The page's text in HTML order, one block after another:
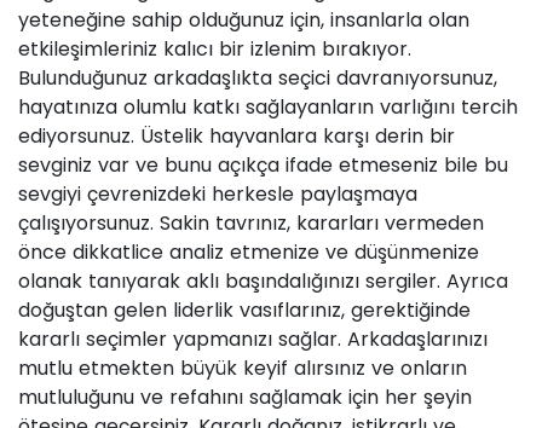
yeteneğine sahip olduğunuz için, insanlarla olan
etkileşimleriniz kalıcı bir izlenim bırakıyor.
Bulunduğunuz arkadaşlıkta seçici davranıyorsunuz,
hayatınıza olumlu katkı sağlayanların varlığını tercih
ediyorsunuz. Üstelik hayvanlara karşı derin bir
sevginiz var ve bunu açıkça ifade etmeseniz bile bu
sevgiyi çevrenizdeki herkesle paylaşmaya
çalışıyorsunuz. Sakin tavrınız, kararları vermeden
önce dikkatlice analiz etmenize ve düşünmenize
olanak tanıyarak aklı başındalığınızı sergiler. Ayrıca
doğuştan gelen liderlik vasıflarınız, gerektiğinde
kararlı seçimler yapmanızı sağlar. Arkadaşlarınızı
mutlu etmekten büyük keyif alırsınız ve onların
mutluluğunu ve refahını sağlamak için her şeyin